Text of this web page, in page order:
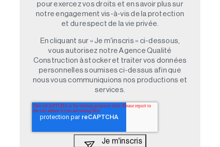
pour exercez vos droits et en savoir plus sur
notre engagement vis-à-vis de la protection
et du respect de la vie privée.
En cliquant sur « Je m'inscris » ci-dessous,
vous autorisez notre Agence Qualité
Construction à stocker et traiter vos données
personnelles soumises ci-dessus afin que
nous vous communiquions nos productions et
services.